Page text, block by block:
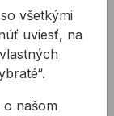
MKT
všetkými
uviesť, na
našom